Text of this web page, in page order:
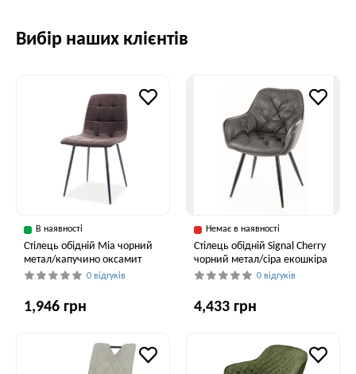
Вибір наших клієнтів
В наявності
Стілець обідній Mia чорний
метал/капучино оксамит
0 відгуків
1,946 грн
Немає в наявності
Стілець обідній Signal Cherry
чорний метал/сіра екошкіра
0 відгуків
4,433 грн